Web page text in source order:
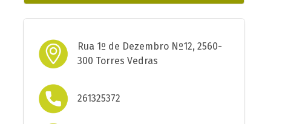
Rua 1º de Dezembro Nº12, 2560-
300 Torres Vedras
261325372